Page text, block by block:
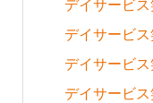
デイサービ
デイサービ
デイサービ
デイサービ